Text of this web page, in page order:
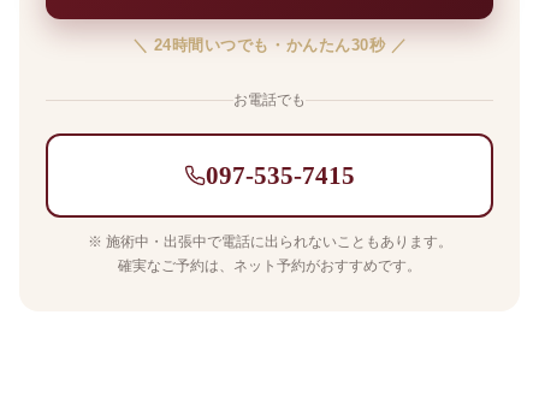
＼ 24時間いつでも・かんたん30秒 ／
お電話でも
097-535-7415
※ 施術中・出張中で電話に出られないこともあります。
確実なご予約は、ネット予約がおすすめです。